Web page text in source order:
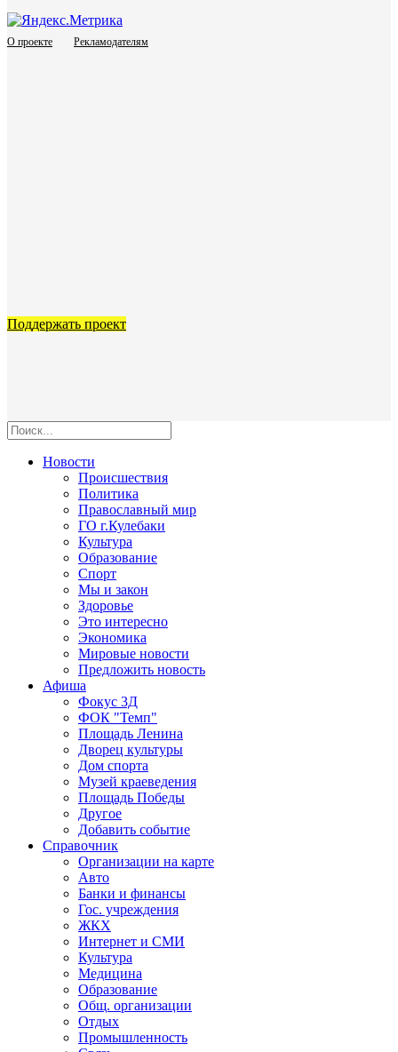
О проекте Рекламодателям
Поддержать проект
Новости
Происшествия
Политика
Православный мир
ГО г.Кулебаки
Культура
Образование
Спорт
Мы и закон
Здоровье
Это интересно
Экономика
Мировые новости
Предложить новость
Афиша
Фокус 3Д
ФОК "Темп"
Площадь Ленина
Дворец культуры
Дом спорта
Музей краеведения
Площадь Победы
Другое
Добавить событие
Справочник
Организации на карте
Авто
Банки и финансы
Гос. учреждения
ЖКХ
Интернет и СМИ
Культура
Медицина
Образование
Общ. организации
Отдых
Промышленность